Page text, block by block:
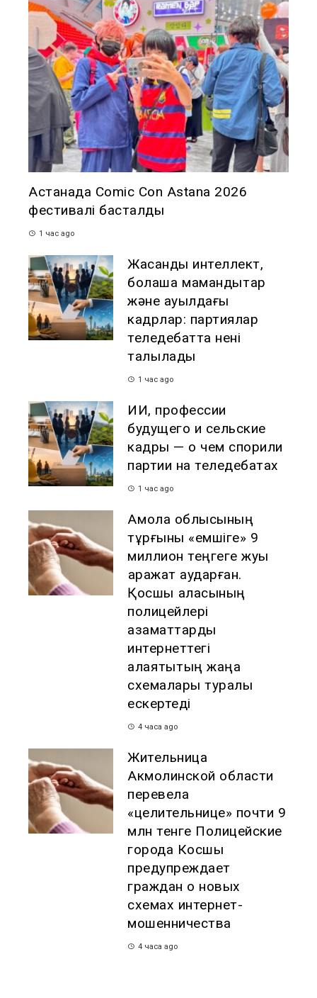
Астанада Comic Con Astana 2026
фестивалі басталды
1 час ago
Жасанды интеллект,
болашақ мамандықтар
және ауылдағы
кадрлар: партиялар
теледебатта нені
талқылады
1 час ago
ИИ, профессии
будущего и сельские
кадры — о чем спорили
партии на теледебатах
1 час ago
Ақмола облысының
тұрғыны «емшіге» 9
миллион теңгеге жуық
қаражат аударған.
Қосшы қаласының
полицейлері
азаматтарды
интернеттегі
алаяқтықтың жаңа
схемалары туралы
ескертеді
4 часа ago
Жительница
Акмолинской области
перевела
«целительнице» почти 9
млн тенге Полицейские
города Косшы
предупреждает
граждан о новых
схемах интернет-
мошенничества
4 часа ago